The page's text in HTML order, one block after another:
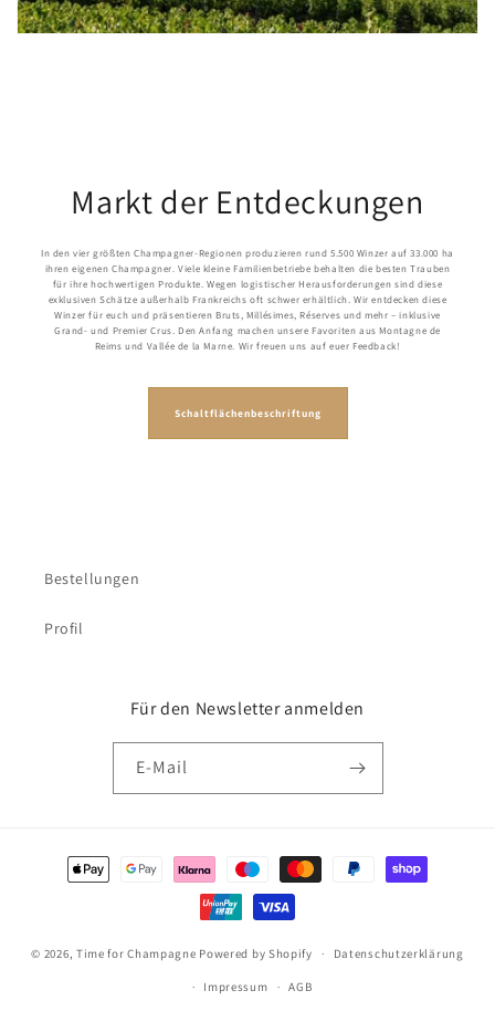
Markt der Entdeckungen
In den vier größten Champagner-Regionen produzieren rund 5.500 Winzer auf 33.000 ha
ihren eigenen Champagner. Viele kleine Familienbetriebe behalten die besten Trauben
für ihre hochwertigen Produkte. Wegen logistischer Herausforderungen sind diese
exklusiven Schätze außerhalb Frankreichs oft schwer erhältlich. Wir entdecken diese
Winzer für euch und präsentieren Bruts, Millésimes, Réserves und mehr – inklusive
Grand- und Premier Crus. Den Anfang machen unsere Favoriten aus Montagne de
Reims und Vallée de la Marne. Wir freuen uns auf euer Feedback!
Schaltflächenbeschriftung
Bestellungen
Profil
Für den Newsletter anmelden
E-Mail
Zahlungsmethoden
© 2026, Time for Champagne Powered by Shopify Datenschutzerklärung
Impressum AGB